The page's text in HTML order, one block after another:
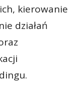
kierowanie
działań